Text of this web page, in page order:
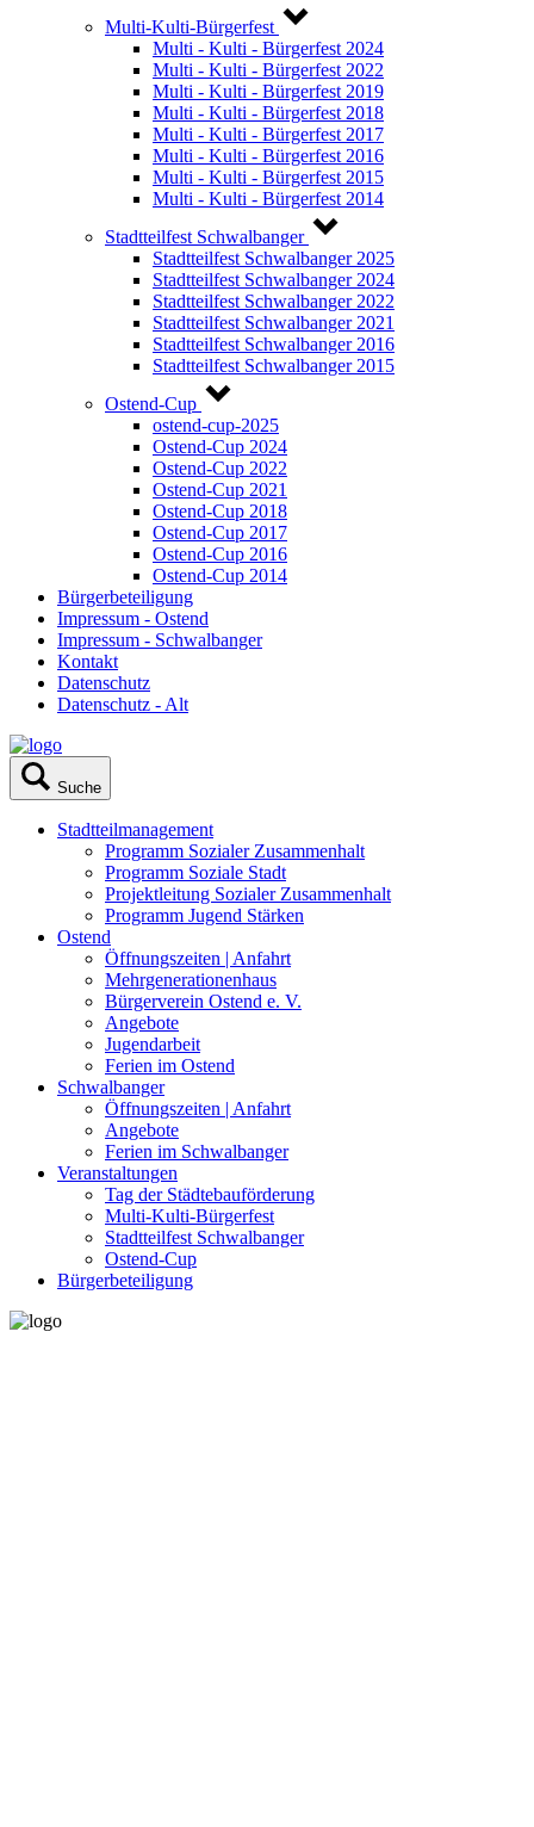
Multi-Kulti-Bürgerfest
Multi - Kulti - Bürgerfest 2024
Multi - Kulti - Bürgerfest 2022
Multi - Kulti - Bürgerfest 2019
Multi - Kulti - Bürgerfest 2018
Multi - Kulti - Bürgerfest 2017
Multi - Kulti - Bürgerfest 2016
Multi - Kulti - Bürgerfest 2015
Multi - Kulti - Bürgerfest 2014
Stadtteilfest Schwalbanger
Stadtteilfest Schwalbanger 2025
Stadtteilfest Schwalbanger 2024
Stadtteilfest Schwalbanger 2022
Stadtteilfest Schwalbanger 2021
Stadtteilfest Schwalbanger 2016
Stadtteilfest Schwalbanger 2015
Ostend-Cup
ostend-cup-2025
Ostend-Cup 2024
Ostend-Cup 2022
Ostend-Cup 2021
Ostend-Cup 2018
Ostend-Cup 2017
Ostend-Cup 2016
Ostend-Cup 2014
Bürgerbeteiligung
Impressum - Ostend
Impressum - Schwalbanger
Kontakt
Datenschutz
Datenschutz - Alt
Suche
Stadtteilmanagement
Programm Sozialer Zusammenhalt
Programm Soziale Stadt
Projektleitung Sozialer Zusammenhalt
Programm Jugend Stärken
Ostend
Öffnungszeiten | Anfahrt
Mehrgenerationenhaus
Bürgerverein Ostend e. V.
Angebote
Jugendarbeit
Ferien im Ostend
Schwalbanger
Öffnungszeiten | Anfahrt
Angebote
Ferien im Schwalbanger
Veranstaltungen
Tag der Städtebauförderung
Multi-Kulti-Bürgerfest
Stadtteilfest Schwalbanger
Ostend-Cup
Bürgerbeteiligung